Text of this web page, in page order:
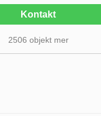
Kontakt
2506 objekt mer